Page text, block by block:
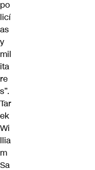
po
licí
as
y
mil
ita
re
s”.
Tar
ek
Wi
llia
m
Sa